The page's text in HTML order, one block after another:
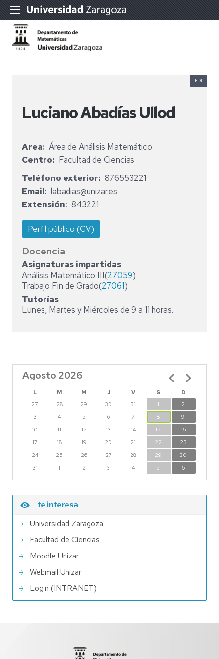
Luciano Abadías Ullod
PDI
Area
Área de Análisis Matemático
Centro
Facultad de Ciencias
Teléfono exterior
876553221
Email
labadias@unizar.es
Extensión
843221
Perfil público (CV)
Docencia
Asignaturas impartidas
Análisis Matemático III(27059)
Trabajo Fin de Grado(27061)
Tutorías
Lunes, Martes y Miércoles de 9 a 11 horas.
Agosto 2026
L M M J V S
D
27
28 29 30 31 1
2
3
4 5 6 7 8
9
10
11 12 13 14 15
16
17
18 19 20 21 22
23
24
25 26 27 28 29
30
31
1 2 3 4 5 6
Paginación
te interesa
Universidad Zaragoza
Facultad de Ciencias
Moodle Unizar
Webmail Unizar
Login (INTRANET)